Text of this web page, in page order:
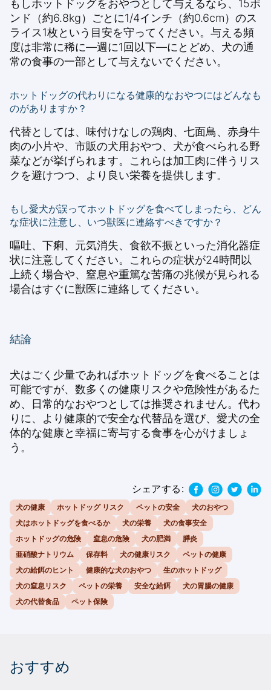
もしホットドッグをおやつとして与えるなら、15ポ
ンド（約6.8kg）ごとに1/4インチ（約0.6cm）のス
ライス1枚という目安を守ってください。与える頻
度は非常に稀に—週に1回以下—にとどめ、犬の通
常の食事の一部として与えないでください。
ホットドッグの代わりになる健康的なおやつにはどんなも
のがありますか？
代替としては、味付けなしの鶏肉、七面鳥、赤身牛
肉の小片や、市販の犬用おやつ、犬が食べられる野
菜などが挙げられます。これらは加工肉に伴うリス
クを避けつつ、より良い栄養を提供します。
もし愛犬が誤ってホットドッグを食べてしまったら、どん
な症状に注意し、いつ獣医に連絡すべきですか？
嘔吐、下痢、元気消失、食欲不振といった消化器症
状に注意してください。これらの症状が24時間以
上続く場合や、窒息や重篤な苦痛の兆候が見られる
場合はすぐに獣医に連絡してください。
結論
犬はごく少量であればホットドッグを食べることは
可能ですが、数多くの健康リスクや危険性があるた
め、日常的なおやつとしては推奨されません。代わ
りに、より健康的で安全な代替品を選び、愛犬の全
体的な健康と幸福に寄与する食事を心がけましょ
う。
シェアする:
犬の健康 ホットドッグ リスク ペットの安全
犬のおやつ
犬はホットドッグを食べるか
犬の栄養
犬の食事安全
ホットドッグの危険
窒息の危険 犬の肥満
膵炎
亜硝酸ナトリウム
保存料 犬の健康リスク
ペットの健康
犬の給餌のヒント
健康的な犬のおやつ
生のホットドッグ
犬の窒息リスク
ペットの栄養 安全な給餌
犬の胃腸の健康
犬の代替食品
ペット保険
おすすめ